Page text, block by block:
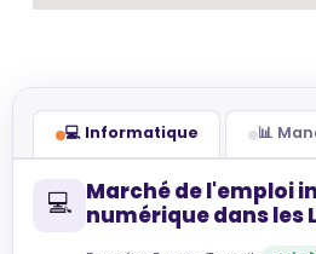
💻 Informatique 📊
💻 Marché de l'emploi
numérique dans les